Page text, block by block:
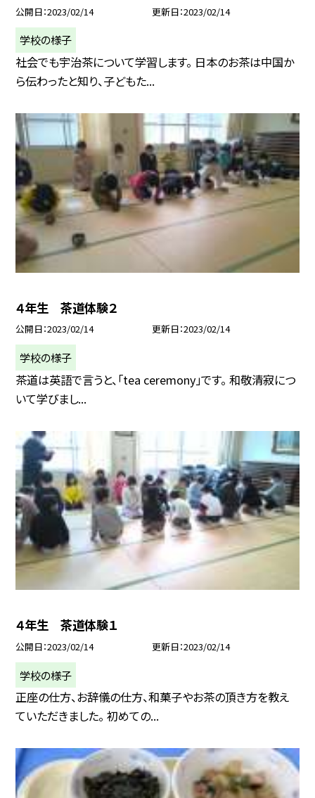
公開日 2023/02/14 更新日 2023/02/14
学校の様子
社会でも宇治茶について学習します。 日本のお茶は中国か
ら伝わったと知り、子どもた...
４年生 茶道体験２
公開日 2023/02/14 更新日 2023/02/14
学校の様子
茶道は英語で言うと、「tea ceremony」です。 和敬清寂につ
いて学びまし...
４年生 茶道体験１
公開日 2023/02/14 更新日 2023/02/14
学校の様子
正座の仕方、お辞儀の仕方、和菓子やお茶の頂き方を教え
ていただきました。 初めての...